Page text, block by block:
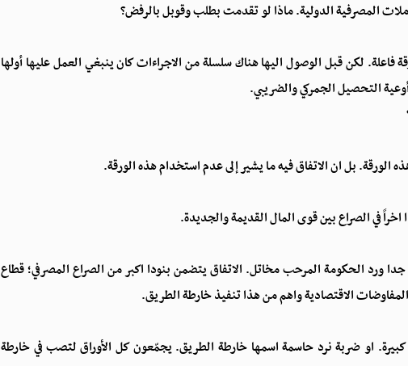
المصرفية الدولية. ماذا لو تقدمت بطلب وقوبل بالرفض؟
فاعلة. لكن قبل الوصول اليها هناك سلسلة من الاجراءات كان ينبغي العمل عليها أولها
التحصيل الجمركي والضريبي.
الورقة. بل ان الاتفاق فيه ما يشير إلى عدم استخدام هذه الورقة.
في الصراع بين قوى المال القديمة والجديدة.
ورد الحكومة المرحب مخاتل. الاتفاق يتضمن بنودا اكبر من الصراع المصرفي؛ قطاع
الاقتصادية واهم من هذا تنفيذ خارطة الطريق.
كبيرة. او ضربة نرد حاسمة اسمها خارطة الطريق. يجمّعون كل الأوراق لتصب في خارطة